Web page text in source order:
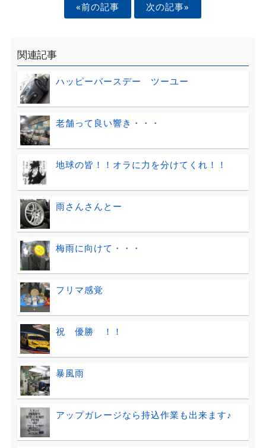
«前の記事 次の記事»
関連記事
ハッピーバースデー ツーユー
老舗って良い響き・・・
地球の皆！！オラに力を分けてくれ！！
雨さんさんとー
梅雨に向けて・・・
フリマ感覚
祝 優勝 ！！
暴風雨
アップガレージなら持込作業も出来ます♪